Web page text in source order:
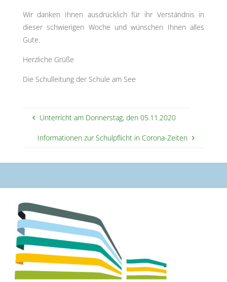
Wir danken Ihnen ausdrücklich für ihr Verständnis in
dieser schwierigen Woche und wünschen Ihnen alles
Gute.
Herzliche Grüße
Die Schulleitung der Schule am See
Unterricht am Donnerstag, den 05.11.2020
Informationen zur Schulpflicht in Corona-Zeiten